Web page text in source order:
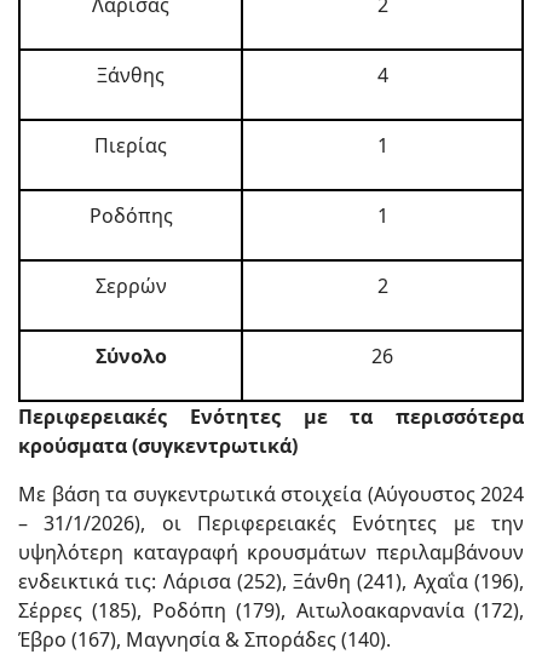
Ξάνθης 4
Πιερίας 1
Ροδόπης 1
Σερρών 2
Σύνολο 26
Περιφερειακές Ενότητες με τα περισσότερα
κρούσματα (συγκεντρωτικά)
Με βάση τα συγκεντρωτικά στοιχεία (Αύγουστος 2024
– 31/1/2026), οι Περιφερειακές Ενότητες με την
υψηλότερη καταγραφή κρουσμάτων περιλαμβάνουν
ενδεικτικά τις: Λάρισα (252), Ξάνθη (241), Αχαΐα (196),
Σέρρες (185), Ροδόπη (179), Αιτωλοακαρνανία (172),
Έβρο (167), Μαγνησία & Σποράδες (140).